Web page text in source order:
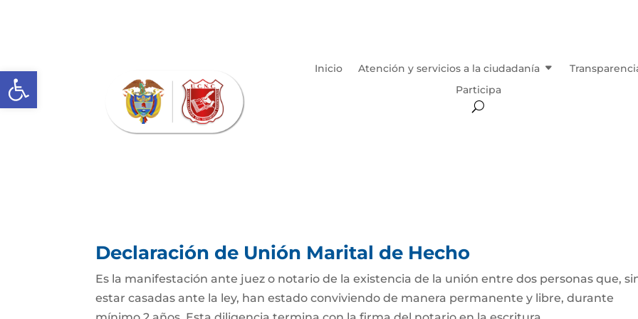
Abrir barra de herramientas Inicio Atención y servicios a la ciudadanía
Participa
Declaración de Unión Marital de Hecho
Es la manifestación ante juez o notario de la existencia de la unión entre dos personas que,
estar casadas ante la ley, han estado conviviendo de manera permanente y libre, durante